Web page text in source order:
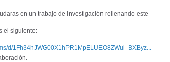
en un trabajo de investigación rellenando este
el siguiente:
d/1Fh34hJWG00X1hPR1MpELUEO8ZWul_BXByz...